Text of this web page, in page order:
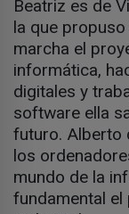
Beatriz es de
la que
marcha el
informática,
digitales y
software ella
futuro. Alberto
los
mundo de la
fundamental